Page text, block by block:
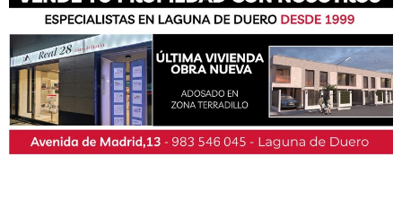
También podrás conseguir la revista en papel
de formagratuitaen todos los negocios
patrocinadores y en la Casa de las Artes.